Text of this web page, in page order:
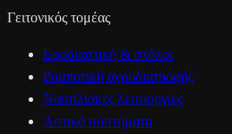
Γειτονικός τομέας
Εφοδιαστική & στόλοι
Ρομποτική αγροδιατροφής
Ναυτιλιακές λειτουργίες
Αστικά συστήματα